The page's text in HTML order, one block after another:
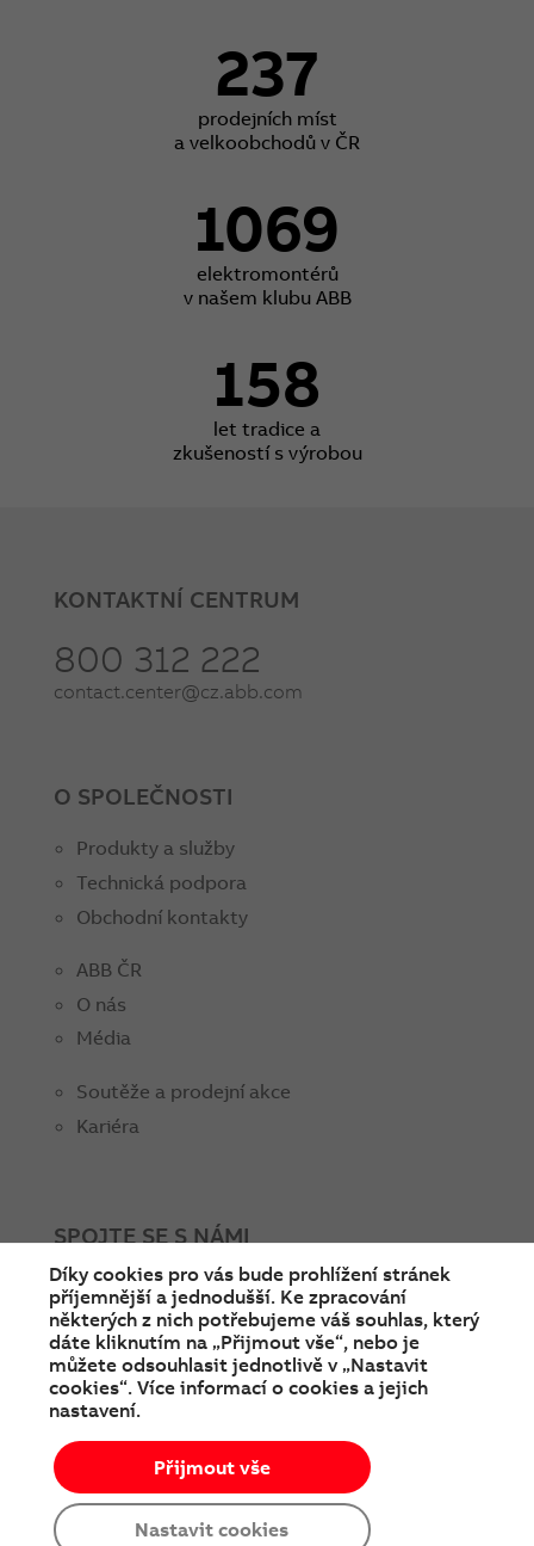
237
prodejních míst
a velkoobchodů v ČR
1069
elektromontérů
v našem klubu ABB
158
let tradice a
zkušeností s výrobou
KONTAKTNÍ CENTRUM
800 312 222
contact.center@cz.abb.com
O SPOLEČNOSTI
Produkty a služby
Technická podpora
Obchodní kontakty
ABB ČR
O nás
Média
Soutěže a prodejní akce
Kariéra
SPOJTE SE S NÁMI
facebookinstagramLinkedintwitteryoutube
© Copyright 2026 ABB
Podmínky používání
Cookies a ochrana soukromí
Díky cookies pro vás bude prohlížení stránek
příjemnější a jednodušší. Ke zpracování
některých z nich potřebujeme váš souhlas, který
dáte kliknutím na „Přijmout vše“, nebo je
můžete odsouhlasit jednotlivě v „Nastavit
cookies“. Více informací o cookies a jejich
nastavení.
Nastavit cookies
Přijmout vše